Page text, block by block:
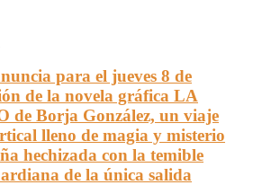
para el jueves 8 de
de la novela gráfica LA
de Borja González, un viaje
lleno de magia y misterio
hechizada con la temible
de la única salida